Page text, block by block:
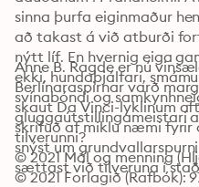
sinna þurfa eiginmaður
að takast á við atburði
nýtt líf. En hvernig eiga
ekki, hundaþjálfari,
svínabóndi og
gluggaútstillingameistari
tilverunni?
Anne B. Ragde er nú
Berlínaraspirnar varð
skaut Da Vinci-lyklinum
skrifuð af miklu næmi fyrir
snýst um
sættast við tilveruna í
© 2021 Mál og menning
© 2021 Forlagið (Rafbók):